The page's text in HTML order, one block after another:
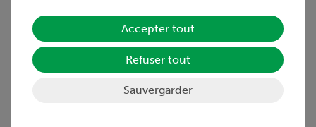
Contenu de livraisonAccepter tout
Refuser tout
Sauvergarder